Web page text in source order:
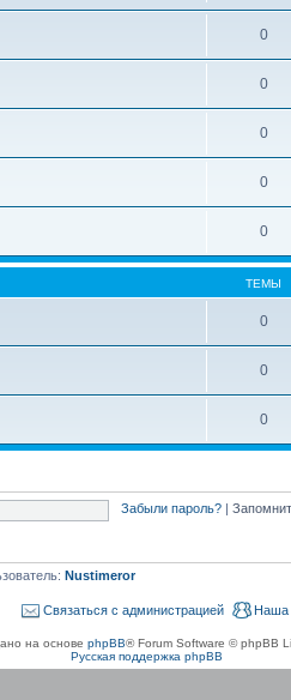
0
0
0
0
0
ТЕМЫ
0
0
0
Забыли пароль?
Nustimeror
Наша
Связаться с администрацией
на основе phpBB® Forum Software © phpBB
Русская поддержка phpBB